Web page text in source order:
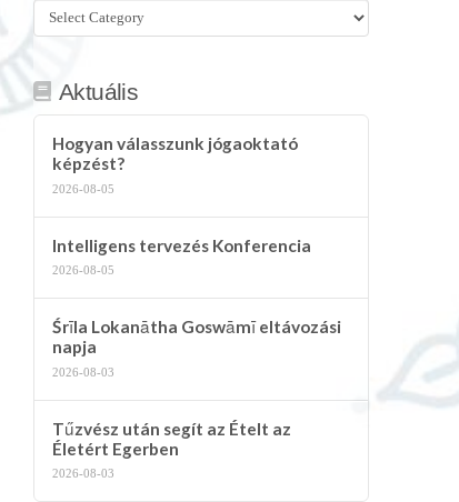
Összes
kategória
Aktuális
Hogyan válasszunk jógaoktató
képzést?
2026-08-05
Intelligens tervezés Konferencia
2026-08-05
Śrīla Lokanātha Goswāmī eltávozási
napja
2026-08-03
Tűzvész után segít az Ételt az
Életért Egerben
2026-08-03